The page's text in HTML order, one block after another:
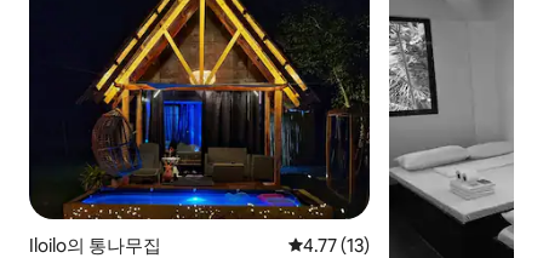
Iloilo의 통나무집 평점 4.77점(5점 만점), 후기 13
4.77 (13)